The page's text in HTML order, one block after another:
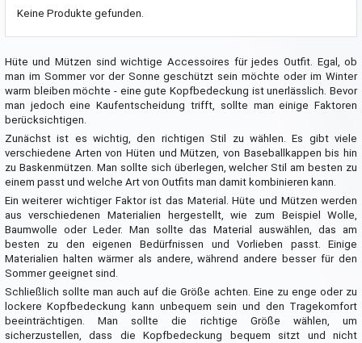
Keine Produkte gefunden.
Hüte und Mützen sind wichtige Accessoires für jedes Outfit. Egal, ob
man im Sommer vor der Sonne geschützt sein möchte oder im Winter
warm bleiben möchte - eine gute Kopfbedeckung ist unerlässlich. Bevor
man jedoch eine Kaufentscheidung trifft, sollte man einige Faktoren
berücksichtigen.
Zunächst ist es wichtig, den richtigen Stil zu wählen. Es gibt viele
verschiedene Arten von Hüten und Mützen, von Baseballkappen bis hin
zu Baskenmützen. Man sollte sich überlegen, welcher Stil am besten zu
einem passt und welche Art von Outfits man damit kombinieren kann.
Ein weiterer wichtiger Faktor ist das Material. Hüte und Mützen werden
aus verschiedenen Materialien hergestellt, wie zum Beispiel Wolle,
Baumwolle oder Leder. Man sollte das Material auswählen, das am
besten zu den eigenen Bedürfnissen und Vorlieben passt. Einige
Materialien halten wärmer als andere, während andere besser für den
Sommer geeignet sind.
Schließlich sollte man auch auf die Größe achten. Eine zu enge oder zu
lockere Kopfbedeckung kann unbequem sein und den Tragekomfort
beeinträchtigen. Man sollte die richtige Größe wählen, um
sicherzustellen, dass die Kopfbedeckung bequem sitzt und nicht